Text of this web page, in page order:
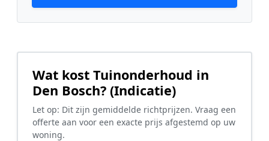
Wat kost Tuinonderhoud in
Den Bosch? (Indicatie)
Let op: Dit zijn gemiddelde richtprijzen. Vraag een
offerte aan voor een exacte prijs afgestemd op uw
woning.